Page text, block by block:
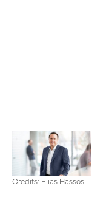
Credits: Elias Hassos